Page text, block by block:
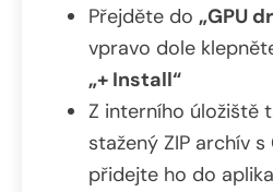
Přejděte do „GPU
vpravo dole
„+ Install“
Z interního úložiště
stažený ZIP archív
přidejte ho do